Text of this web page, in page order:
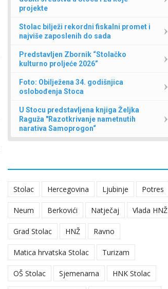
projekte
Stolac bilježi rekordni fiskalni promet i
najviše zaposlenih do sada
Predstavljen Zbornik “Stolačko
kulturno proljeće 2026”
Foto: Obilježena 34. godišnjica
oslobođenja Stoca
U Stocu predstavljena knjiga Željka
Raguža "Razotkrivanje nametnutih
narativa Samoprogon“
Stolac Hercegovina Ljubinje Potres
Neum Berkovići Natječaj Vlada HNŽ
Grad Stolac HNŽ Ravno
Matica hrvatska Stolac Turizam
OŠ Stolac Sjemenarna HNK Stolac